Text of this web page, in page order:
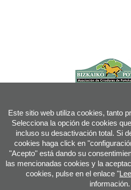
Este sitio web utiliza cookies, tanto
Selecciona la opción de cookies
incluso su desactivación total. Si
cookies haga click en
"Acepto" está dando su
las mencionadas cookies y la
cookies, pulse en el enlace "
información.